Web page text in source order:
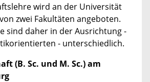
wird an der Universität
zwei Fakultäten angeboten.
sind daher in der Ausrichtung -
- unterschiedlich.
(B. Sc. und M. Sc.) am